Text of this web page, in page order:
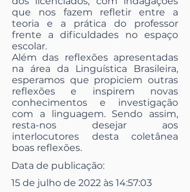
que nos fazem refletir entre a
teoria e a prática do professor
frente a dificuldades no espaço
escolar.
Além das reflexões apresentadas
na área da Linguística Brasileira,
esperamos que propiciem outras
reflexões e inspirem novas
conhecimentos e investigação
com a linguagem. Sendo assim,
resta-nos desejar aos
interlocutores desta coletânea
boas reflexões.
Data de publicação:
15 de julho de 2022 às 14:57:03